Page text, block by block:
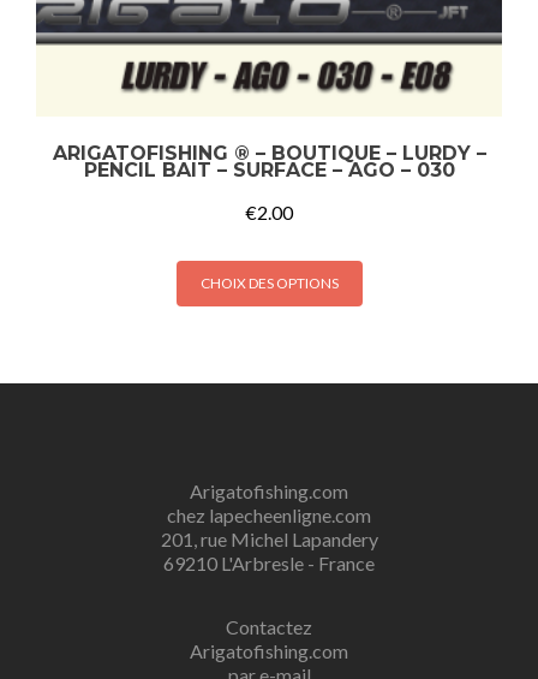
ARIGATOFISHING ® – BOUTIQUE – LURDY –
PENCIL BAIT – SURFACE – AGO – 030
€2.00
CHOIX DES OPTIONS
Arigatofishing.com
chez lapecheenligne.com
201, rue Michel Lapandery
69210 L'Arbresle - France
Contactez
Arigatofishing.com